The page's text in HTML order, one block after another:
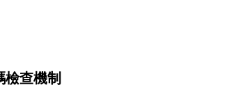
檢查機制